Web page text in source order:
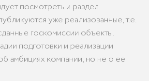
посмотреть и раздел
уже реализованные, т.е.
госкомиссии объекты.
подготовки и реализации
амбициях компании, но не о ее